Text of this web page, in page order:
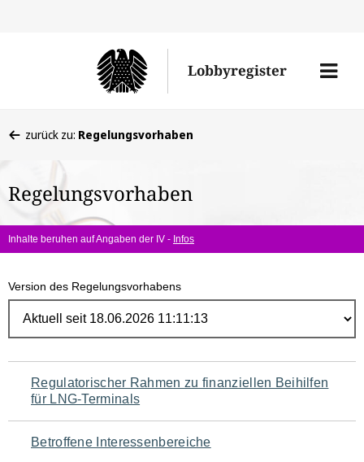
Lobbyregister
Menü
befinden
hier:
zurück zu: Regelungsvorhaben
Regelungsvorhaben
Inhalte beruhen auf Angaben der IV - Infos
Version des Regelungsvorhabens
Navigation
für
den
Regulatorischer Rahmen zu finanziellen Beihilfen
für LNG-Terminals
Betroffene Interessenbereiche